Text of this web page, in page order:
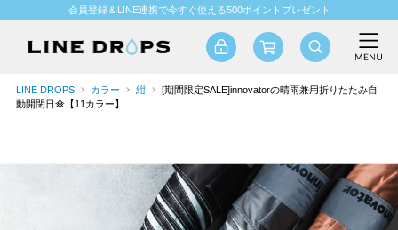
会員登録＆LINE連携で今すぐ使える500ポイントプレゼント
LINE DROPS カラー 紺
[期間限定SALE]innovatorの晴雨兼用折りたたみ自
動開閉日傘【11カラー】